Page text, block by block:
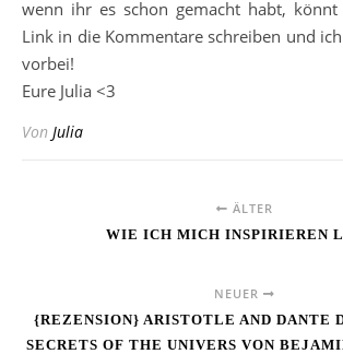
wenn ihr es schon gemacht habt,
Link in die Kommentare schreiben und
vorbei!
Eure Julia <3
Von Julia
ÄLTER
WIE ICH MICH INSPIRIEREN
NEUER
{REZENSION} ARISTOTLE AND DANTE
SECRETS OF THE UNIVERS VON